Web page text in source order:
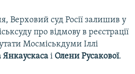
Верховий суд Росії залишив у
про відмову в реєстрації
Мосміськдуми Іллі
Янкаускаса і Олени Русакової.